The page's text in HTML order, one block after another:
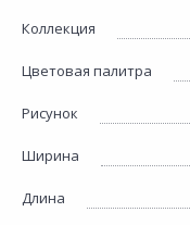
Коллекция
Цветовая палитра
Рисунок
Ширина
Длина